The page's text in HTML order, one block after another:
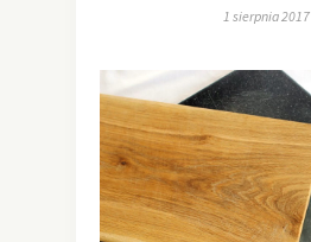
1 sierpnia 2017